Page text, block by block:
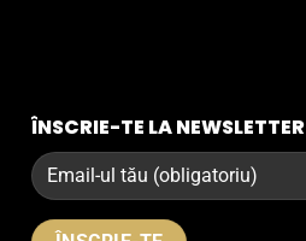
ÎNSCRIE-TE LA NEWSLETTER